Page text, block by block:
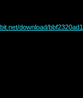
download/